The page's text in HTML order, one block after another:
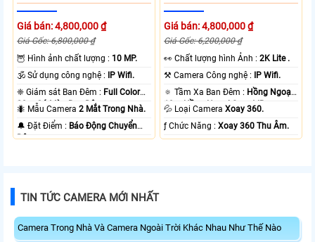
Giá bán: 4,800,000 ₫
Giá Gốc: 6,800,000 ₫
🦉 Hình ảnh chất lượng : 10 MP.
🕉️ Sử dụng công nghệ :
IP Wifi.
❈ Giám sát Ban Đêm : Full Color
20m Có Màu Ban Ðêm.
🐜 Mẫu Camera2 Mắt Trong Nhà.
️🔔 Đặt Điểm : Báo Động Chuyển
Động.
Giá bán: 4,800,000 ₫
Giá Gốc: 6,200,000 ₫
️👀 Chất lượng hình Ảnh :2K Lite .
⚒ Camera Công nghệ :
IP Wifi.
🔅 Tầm Xa Ban Đêm : Hồng Ngoại
10m Hồng Ngoại Smart IR.
💦 Loại CameraXoay 360.
️ƒ Chức Năng :Xoay 360 Thu Âm.
TIN TỨC CAMERA MỚI NHẤT
Camera Trong Nhà Và Camera Ngoài Trời Khác Nhau Như Thế Nào